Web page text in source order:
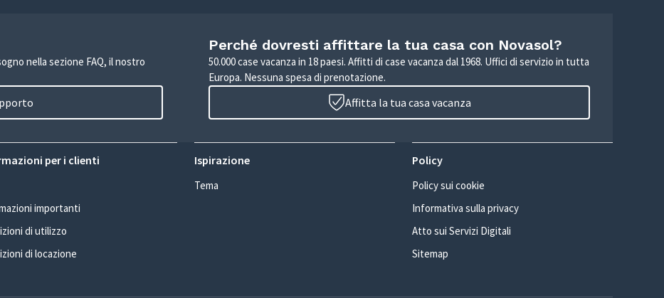
nella sezione FAQ, il nostro
Perché dovresti affittare la tua casa con Novasol?
50.000 case vacanza in 18 paesi. Affitti di case vacanza dal 1968. Uffici di servizio in tutta
Europa. Nessuna spesa di prenotazione.
Affitta la tua casa vacanza
per i clienti
importanti
di utilizzo
di locazione
Ispirazione
Tema
Policy
Policy sui cookie
Informativa sulla privacy
Atto sui Servizi Digitali
Sitemap